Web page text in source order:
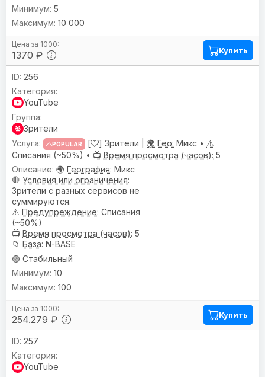
1370 ₽
5
10 000
Купить
256
YouTube
Зрители
POPULAR [ ] Зрители | 🌍 Гео: Микс • ⚠️
Списания (~50%) • 📺 Время просмотра (часов): 5
🌍 География: Микс
🛑 Условия или ограничения:
Зрители с разных сервисов не
суммируются.
⚠️ Предупреждениe: Списания
(~50%)
📺 Время просмотра (часов): 5
📁 База: N-BASE
🟢 Стабильный
254.279 ₽
10
100
Купить
257
YouTube